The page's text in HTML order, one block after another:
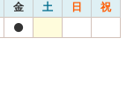
金 土 日 祝